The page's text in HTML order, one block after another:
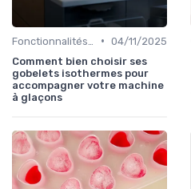
• 04/11/2025
Comment bien choisir ses
gobelets isothermes pour
accompagner votre machine
à glaçons